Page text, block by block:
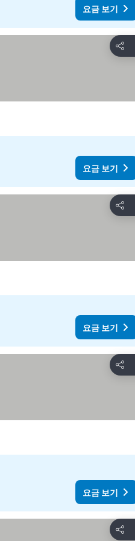
요금 보기
공유
요금 보기
공유
요금 보기
공유
요금 보기
공유